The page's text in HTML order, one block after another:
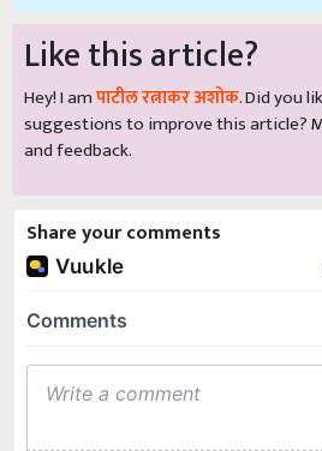
Like this article?
Hey! I amपाटील रत्नाकर अशोक. Did you
suggestions to improve this article?
and feedback.